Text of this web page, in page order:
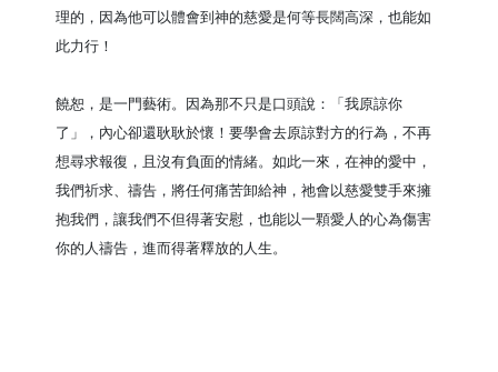
理的，因為他可以體會到神的慈愛是何等長闊高深，也能如
此力行！
饒恕，是一門藝術。因為那不只是口頭說：「我原諒你
了」，內心卻還耿耿於懷！要學會去原諒對方的行為，不再
想尋求報復，且沒有負面的情緒。如此一來，在神的愛中，
我們祈求、禱告，將任何痛苦卸給神，祂會以慈愛雙手來擁
抱我們，讓我們不但得著安慰，也能以一顆愛人的心為傷害